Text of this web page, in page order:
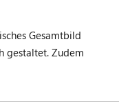
Gesamtbild
gestaltet. Zudem